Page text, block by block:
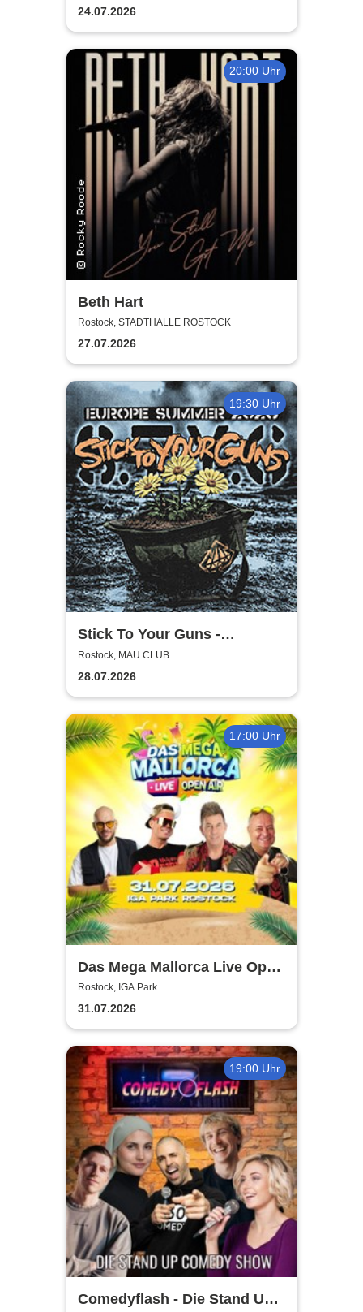
24.07.2026
20:00 Uhr
Beth Hart
Rostock, STADTHALLE ROSTOCK
27.07.2026
19:30 Uhr
Stick To Your Guns -
European Summer 2026
Rostock, MAU CLUB
28.07.2026
17:00 Uhr
Das Mega Mallorca Live Open
Air
Rostock, IGA Park
31.07.2026
19:00 Uhr
Comedyflash - Die Stand Up